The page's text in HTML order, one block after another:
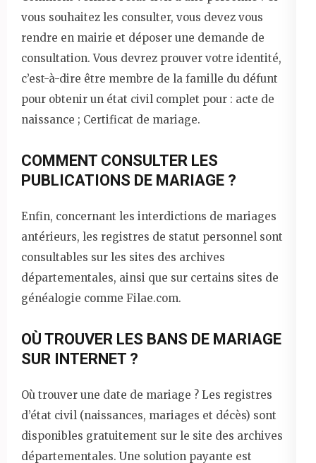
vous souhaitez les consulter, vous devez vous
rendre en mairie et déposer une demande de
consultation. Vous devrez prouver votre identité,
c’est-à-dire être membre de la famille du défunt
pour obtenir un état civil complet pour : acte de
naissance ; Certificat de mariage.
COMMENT CONSULTER LES
PUBLICATIONS DE MARIAGE ?
Enfin, concernant les interdictions de mariages
antérieurs, les registres de statut personnel sont
consultables sur les sites des archives
départementales, ainsi que sur certains sites de
généalogie comme Filae.com.
OÙ TROUVER LES BANS DE MARIAGE
SUR INTERNET ?
Où trouver une date de mariage ? Les registres
d’état civil (naissances, mariages et décès) sont
disponibles gratuitement sur le site des archives
départementales. Une solution payante est